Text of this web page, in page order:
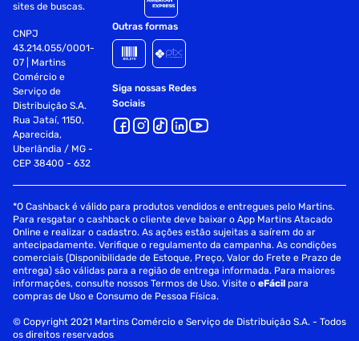
sites de buscas.
CNPJ
43.214.055/0001-
07 | Martins
Comércio e
Serviço de
Distribuição S.A.
Rua Jataí, 1150,
Aparecida,
Uberlândia / MG -
CEP 38400 - 632
Outras formas
Siga nossas Redes
Sociais
*O Cashback é válido para produtos vendidos e entregues pelo Martins.
Para resgatar o cashback o cliente deve baixar o App Martins Atacado
Online e realizar o cadastro. As ações estão sujeitas a saírem do ar
antecipadamente. Verifique o regulamento da campanha. As condições
comerciais (Disponibilidade de Estoque, Preço, Valor do Frete e Prazo de
entrega) são válidas para a região de entrega informada. Para maiores
informações, consulte nossos Termos de Uso. Visite oeFácil para
compras de Uso e Consumo de Pessoa Física.
© Copyright 2021 Martins Comércio e Serviço de Distribuição S.A. - Todos
os direitos reservados